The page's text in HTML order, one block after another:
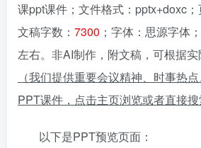
课ppt课件；文件格式：pptx+doxc；
文稿字数： 7300 ；字体：思源字体
左右。非AI制作，附文稿，可根据实
（我们提供重要会议精神、时事热
PPT课件，点击主页浏览或者直接搜
以下是PPT预览页面：